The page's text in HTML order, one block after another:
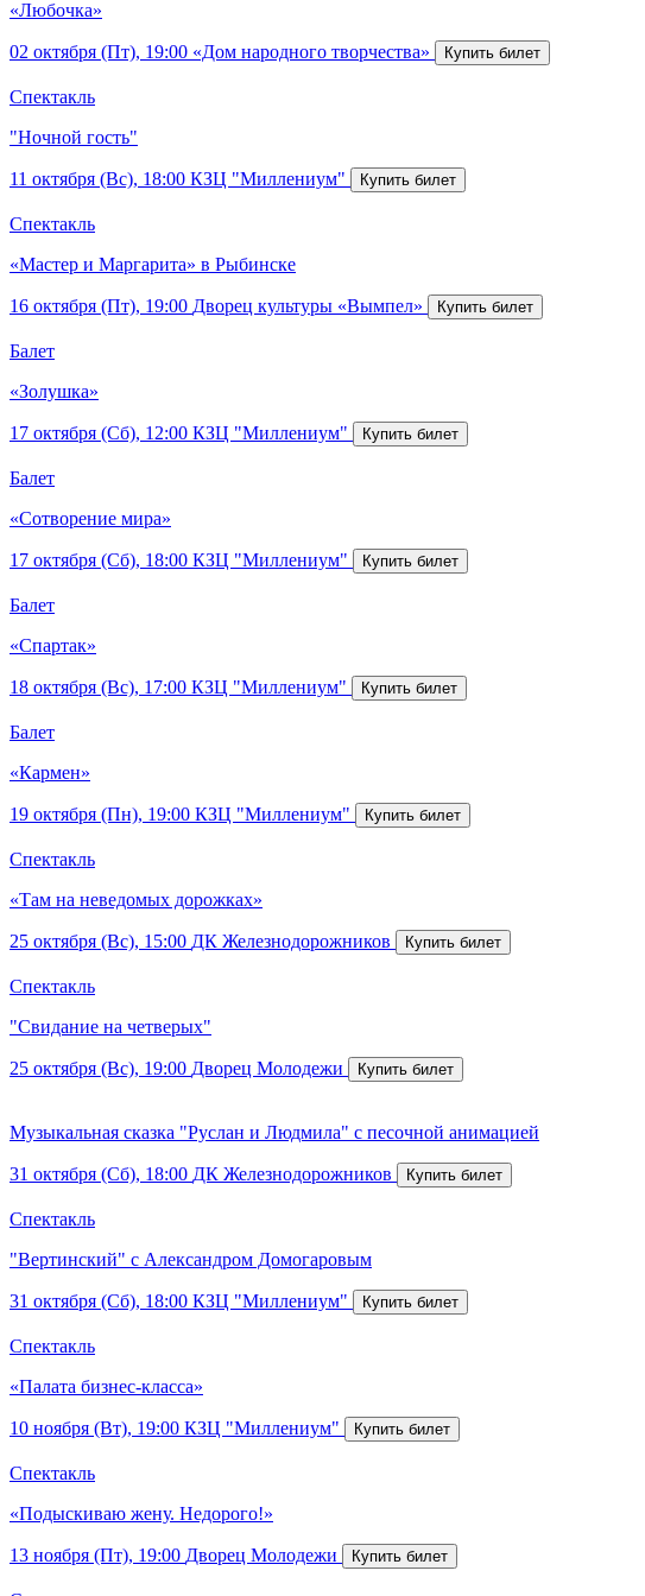
«Любочка»
02 октября (Пт), 19:00 «Дом народного творчества»
Спектакль
"Ночной гость"
11 октября (Вс), 18:00 КЗЦ "Миллениум"
Спектакль
«Мастер и Маргарита» в Рыбинске
16 октября (Пт), 19:00 Дворец культуры «Вымпел»
Балет
«Золушка»
17 октября (Сб), 12:00 КЗЦ "Миллениум"
Балет
«Сотворение мира»
17 октября (Сб), 18:00 КЗЦ "Миллениум"
Балет
«Спартак»
18 октября (Вс), 17:00 КЗЦ "Миллениум"
Балет
«Кармен»
19 октября (Пн), 19:00 КЗЦ "Миллениум"
Спектакль
«Там на неведомых дорожках»
25 октября (Вс), 15:00 ДК Железнодорожников
Спектакль
"Свидание на четверых"
25 октября (Вс), 19:00 Дворец Молодежи
Музыкальная сказка "Руслан и Людмила" с песочной анимацией
31 октября (Сб), 18:00 ДК Железнодорожников
Спектакль
"Вертинский" с Александром Домогаровым
31 октября (Сб), 18:00 КЗЦ "Миллениум"
Спектакль
«Палата бизнес-класса»
10 ноября (Вт), 19:00 КЗЦ "Миллениум"
Спектакль
«Подыскиваю жену. Недорого!»
13 ноября (Пт), 19:00 Дворец Молодежи